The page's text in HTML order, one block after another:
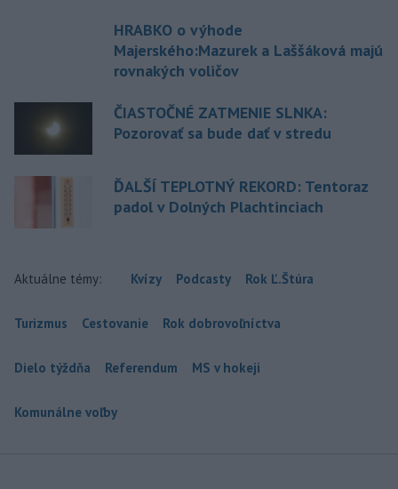
HRABKO o výhode
Majerského:Mazurek a Laššáková majú
rovnakých voličov
ČIASTOČNÉ ZATMENIE SLNKA:
Pozorovať sa bude dať v stredu
ĎALŠÍ TEPLOTNÝ REKORD: Tentoraz
padol v Dolných Plachtinciach
Aktuálne témy: Kvízy Podcasty Rok Ľ.Štúra
Turizmus Cestovanie Rok dobrovoľníctva
Dielo týždňa Referendum MS v hokeji
Komunálne voľby